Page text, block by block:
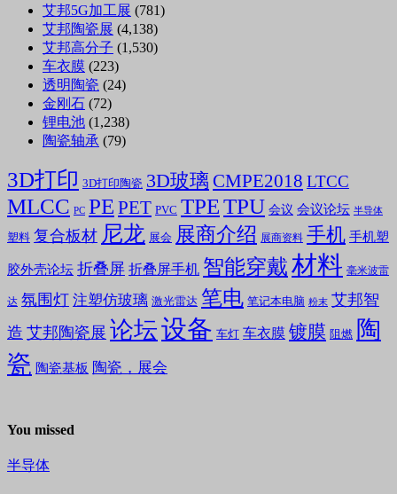
艾邦5G加工展 (781)
艾邦陶瓷展 (4,138)
艾邦高分子 (1,530)
车衣膜 (223)
透明陶瓷 (24)
金刚石 (72)
锂电池 (1,238)
陶瓷轴承 (79)
3D打印 3D打印陶瓷 3D玻璃 CMPE2018 LTCC
MLCC PC PE PET PVC TPETPU 会议 会议论坛 半导体
塑料 复合板材 尼龙 展会 展商介绍 展商资料 手机 手机塑
胶外壳论坛 折叠屏 折叠屏手机 智能穿戴材料 毫米波雷
达 氛围灯 注塑仿玻璃 激光雷达 笔电 笔记本电脑 粉末 艾邦智
造 艾邦陶瓷展 论坛设备 车灯 车衣膜 镀膜 阻燃 陶
瓷 陶瓷基板 陶瓷，展会
You missed
半导体